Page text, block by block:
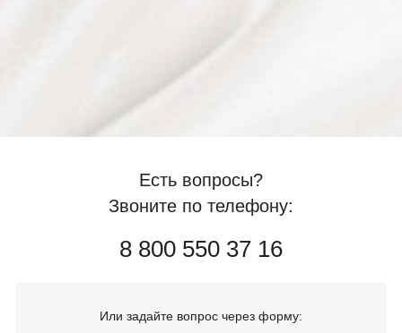
Есть вопросы?
Звоните по телефону:
8 800 550 37 16
Или задайте вопрос через форму: